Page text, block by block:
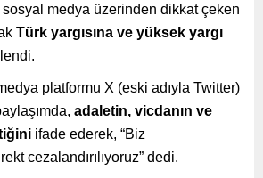
sosyal medya üzerinden dikkat çeken
Türk yargısına ve yüksek yargı
platformu X (eski adıyla Twitter)
adaletin, vicdanın ve
ifade ederek, “Biz
cezalandırılıyoruz” dedi.